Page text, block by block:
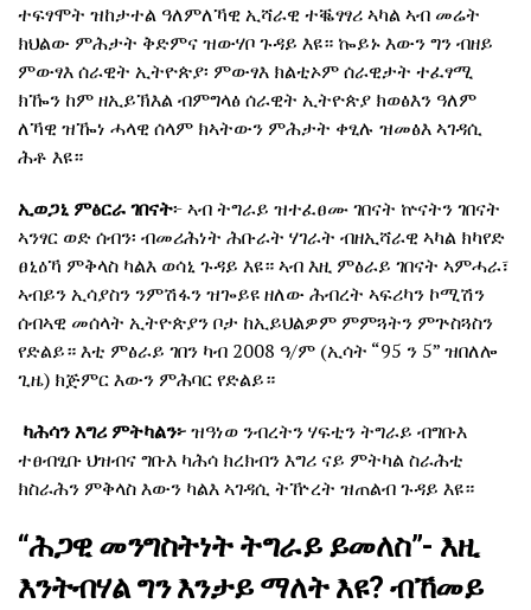
ተፍፃሞት ዝከታተል ዓለምለኻዊ ኢሻራዊ ተቘፃፃሪ ኣካል ኣብ መሬት
ክህልው ምሕታት ቅድምና ዝውሃቦ ጉዳይ እዩ። ኰይኑ እውን ግን ብዘይ
ምውፃእ ሰራዊት ኢትዮጵያ፡ ምውፃእ ክልቲኦም ሰራዊታት ተፈፃሚ
ክዀን ከም ዘኢይኽእል ብምግላፅ ሰራዊት ኢትዮጵያ ክወፅእን ዓለም
ለኻዊ ዝዀነ ሓላዊ ሰላም ክኣትውን ምሕታት ቀፂሉ ዝመፅእ ኣገዳሲ
ሕቶ እዩ።
ኢወጋኒ ምፅርራ ገበናት፦ ኣብ ትግራይ ዝተፈፀሙ ገበናት ኵናትን ገበናት
ኣንፃር ወድ ሰብን፡ ብመሪሕነት ሕቡራት ሃገራት ብዘኢሻራዊ ኣካል ክካየድ
ፀኒዕኻ ምቅላስ ካልእ ወሳኒ ጉዳይ እዩ። ኣብ እዚ ምፅራይ ገበናት ኣምሓራ፣
ኣብይን ኢሳያስን ንምሽፋን ዝጐይዩ ዘለው ሕብረት ኣፍሪካን ኮሚሽን
ሰብኣዊ መሰላት ኢትዮጵያን ቦታ ከኢይህልዎም ምምጓትን ምጕስጓስን
የድልይ። እቲ ምፅራይ ገበን ካብ 2008 ዓ/ም (ኢሳት “95 ን 5” ዝበለሎ
ጊዜ) ክጅምር እውን ምሕባር የድልይ።
ካሕሳን እግሪ ምትካልን፦ዝዓነወ ንብረትን ሃፍቲን ትግራይ ብግቡእ
ተፀብፂቡ ህዝብና ግቡእ ካሕሳ ክረክብን እግሪ ናይ ምትካል ስራሕቲ
ክስራሕን ምቅላስ እውን ካልእ ኣገዳሲ ትዅረት ዝጠልብ ጉዳይ እዩ።
“ሕጋዊ መንግስትነት ትግራይ ይመለስ”- እዚ
እንትብሃል ግን እንታይ ማለት እዩ? ብኸመይ